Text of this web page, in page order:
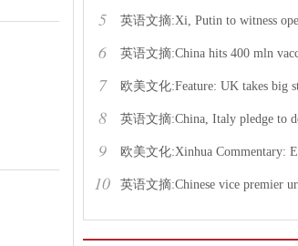
5
6
7
8
9
10